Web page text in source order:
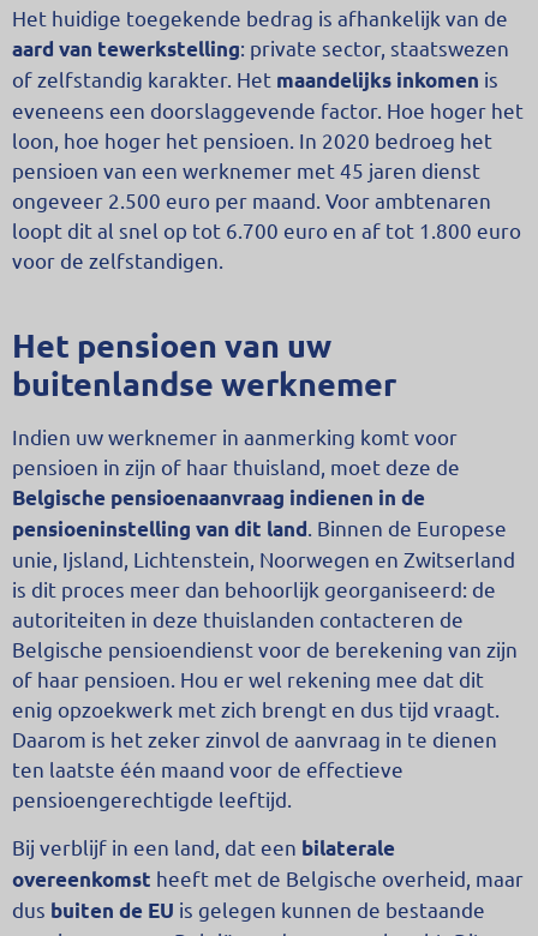
Het huidige toegekende bedrag is afhankelijk van de
aard van tewerkstelling: private sector, staatswezen
of zelfstandig karakter. Het maandelijks inkomen is
eveneens een doorslaggevende factor. Hoe hoger het
loon, hoe hoger het pensioen. In 2020 bedroeg het
pensioen van een werknemer met 45 jaren dienst
ongeveer 2.500 euro per maand. Voor ambtenaren
loopt dit al snel op tot 6.700 euro en af tot 1.800 euro
voor de zelfstandigen.
Het pensioen van uw
buitenlandse werknemer
Indien uw werknemer in aanmerking komt voor
pensioen in zijn of haar thuisland, moet deze de
Belgische pensioenaanvraag indienen in de
pensioeninstelling van dit land. Binnen de Europese
unie, Ijsland, Lichtenstein, Noorwegen en Zwitserland
is dit proces meer dan behoorlijk georganiseerd: de
autoriteiten in deze thuislanden contacteren de
Belgische pensioendienst voor de berekening van zijn
of haar pensioen. Hou er wel rekening mee dat dit
enig opzoekwerk met zich brengt en dus tijd vraagt.
Daarom is het zeker zinvol de aanvraag in te dienen
ten laatste één maand voor de effectieve
pensioengerechtigde leeftijd.
Bij verblijf in een land, dat een bilaterale
overeenkomst heeft met de Belgische overheid, maar
dus buiten de EU is gelegen kunnen de bestaande